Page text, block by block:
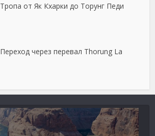
Тропа от Як Кхарки до Торунг Педи
Переход через перевал Thorung La